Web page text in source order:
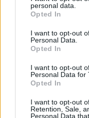
personal data.
Opted In
I want to opt-out
Personal Data.
Opted In
I want to opt-out
Personal Data for
Opted In
I want to opt-out
Retention, Sale,
Personal Data
la conversione
possibile misurare
«Dipende dal tipo di
ingresso e poi il
ambienti dove
conversione. In